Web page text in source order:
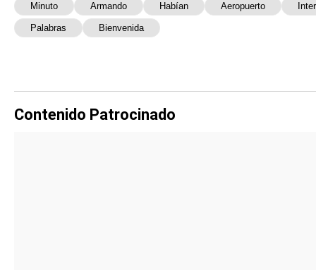
Minuto Armando Habían Aeropuerto
Palabras Bienvenida
Contenido Patrocinado